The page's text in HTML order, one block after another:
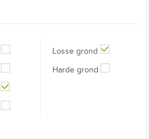
Losse grond
Harde grond